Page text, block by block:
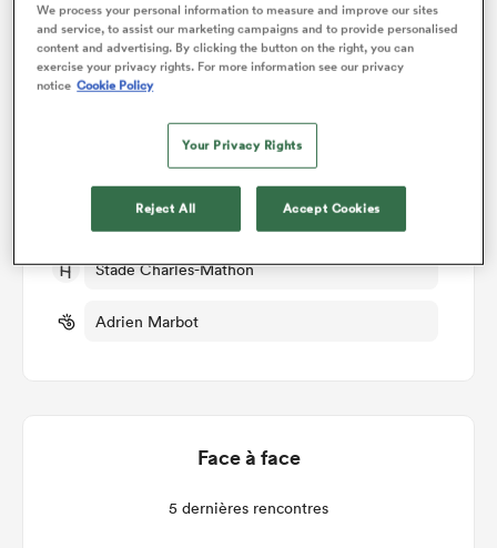
Détails du match
Jeu 23rd Janvier 2025, 12:00pm PST
Stade Charles-Mathon
Adrien Marbot
Face à face
5 dernières rencontres
We process your personal information to measure and improve our sites
and service, to assist our marketing campaigns and to provide personalised
content and advertising. By clicking the button on the right, you can
exercise your privacy rights. For more information see our privacy
notice Cookie Policy
Your Privacy Rights
Reject All Accept Cookies